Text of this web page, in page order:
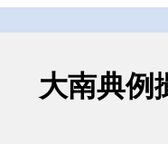
大南典